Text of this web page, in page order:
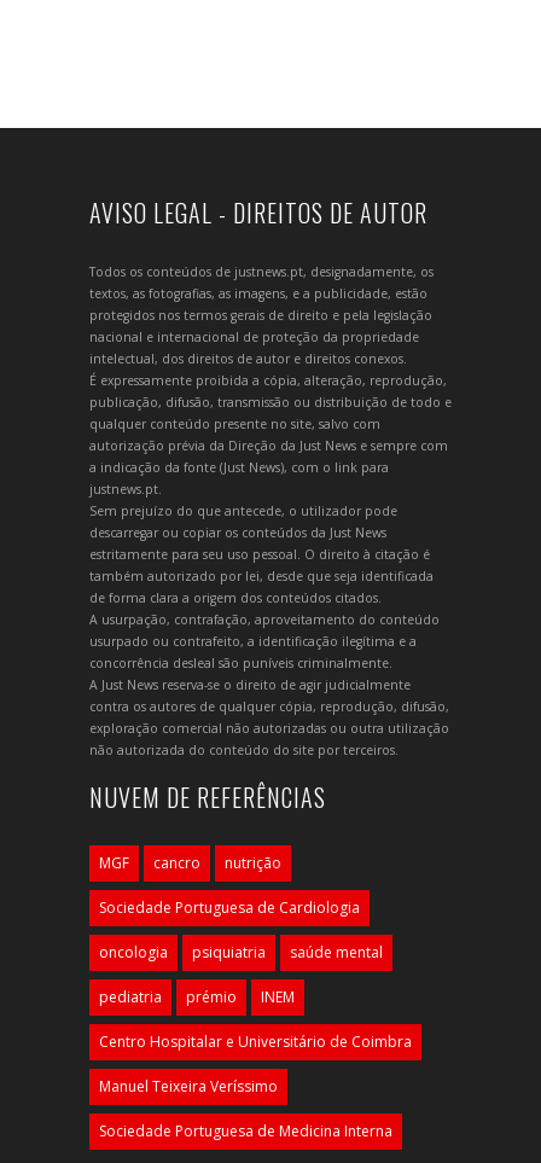
AVISO LEGAL - DIREITOS DE AUTOR
Todos os conteúdos de justnews.pt, designadamente, os
textos, as fotografias, as imagens, e a publicidade, estão
protegidos nos termos gerais de direito e pela legislação
nacional e internacional de proteção da propriedade
intelectual, dos direitos de autor e direitos conexos.
É expressamente proibida a cópia, alteração, reprodução,
publicação, difusão, transmissão ou distribuição de todo e
qualquer conteúdo presente no site, salvo com
autorização prévia da Direção da Just News e sempre com
a indicação da fonte (Just News), com o link para
justnews.pt.
Sem prejuízo do que antecede, o utilizador pode
descarregar ou copiar os conteúdos da Just News
estritamente para seu uso pessoal. O direito à citação é
também autorizado por lei, desde que seja identificada
de forma clara a origem dos conteúdos citados.
A usurpação, contrafação, aproveitamento do conteúdo
usurpado ou contrafeito, a identificação ilegítima e a
concorrência desleal são puníveis criminalmente.
A Just News reserva-se o direito de agir judicialmente
contra os autores de qualquer cópia, reprodução, difusão,
exploração comercial não autorizadas ou outra utilização
não autorizada do conteúdo do site por terceiros.
NUVEM DE REFERÊNCIAS
MGF cancro nutrição
Sociedade Portuguesa de Cardiologia
oncologia psiquiatria saúde mental
pediatria prémio INEM
Centro Hospitalar e Universitário de Coimbra
Manuel Teixeira Veríssimo
Sociedade Portuguesa de Medicina Interna